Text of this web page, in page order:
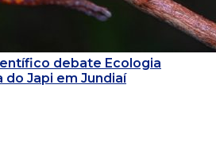
debate Ecologia
do Japi em Jundiaí